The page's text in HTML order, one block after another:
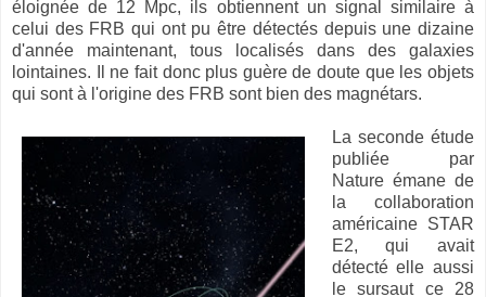
éloignée de 12 Mpc, ils obtiennent un signal similaire à
celui des FRB qui ont pu être détectés depuis une dizaine
d'année maintenant, tous localisés dans des galaxies
lointaines. Il ne fait donc plus guère de doute que les objets
qui sont à l'origine des FRB sont bien des magnétars.
La seconde étude
publiée par
Nature émane de
la collaboration
américaine STAR
E2, qui avait
détecté elle aussi
le sursaut ce 28